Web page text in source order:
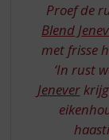
Proef de
Blend
met frisse
‘In rust
Jenever